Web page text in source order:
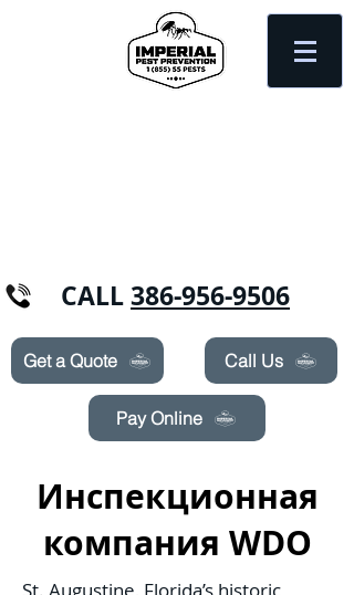
CALL386-956-9506
Get a Quote Call Us
Pay Online
Инспекционная
компания WDO